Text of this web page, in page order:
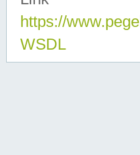
https://
WSDL